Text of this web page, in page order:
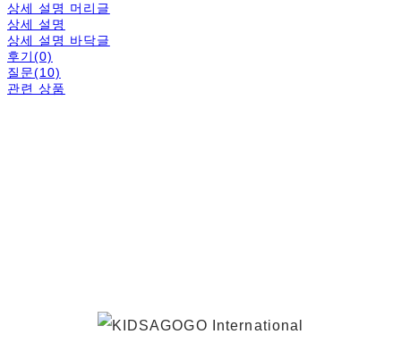
상세 설명 머리글
상세 설명
상세 설명 바닥글
후기(0)
질문(10)
관련 상품